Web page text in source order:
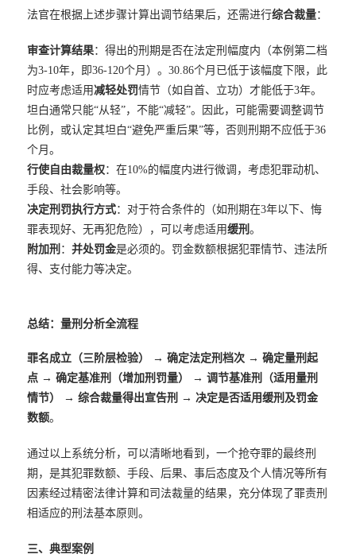
法官在根据上述步骤计算出调节结果后，还需进行综合裁量：
审查计算结果：得出的刑期是否在法定刑幅度内（本例第二档
为3-10年，即36-120个月）。30.86个月已低于该幅度下限，此
时应考虑适用减轻处罚情节（如自首、立功）才能低于3年。
坦白通常只能“从轻”，不能“减轻”。因此，可能需要调整调节
比例，或认定其坦白“避免严重后果”等，否则刑期不应低于36
个月。
行使自由裁量权：在10%的幅度内进行微调，考虑犯罪动机、
手段、社会影响等。
决定刑罚执行方式：对于符合条件的（如刑期在3年以下、悔
罪表现好、无再犯危险），可以考虑适用缓刑。
附加刑 ：并处罚金是必须的。罚金数额根据犯罪情节、违法所
得、支付能力等决定。
总结：量刑分析全流程
罪名成立（三阶层检验） →确定法定刑档次 →确定量刑起
点 →确定基准刑（增加刑罚量） →调节基准刑（适用量刑
情节）
→综合裁量得出宣告刑 →决定是否适用缓刑及罚金
数额。
通过以上系统分析，可以清晰地看到，一个抢夺罪的最终刑
期，是其犯罪数额、手段、后果、事后态度及个人情况等所有
因素经过精密法律计算和司法裁量的结果，充分体现了罪责刑
相适应的刑法基本原则。
三、典型案例